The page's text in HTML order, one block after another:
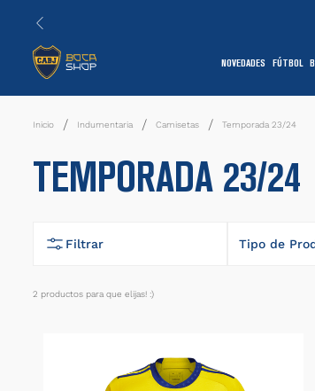
NOVEDADES FÚTBOL
Indumentaria Camisetas Temporada 23/24
TEMPORADA 23/24
Filtrar Tipo de
2 productos